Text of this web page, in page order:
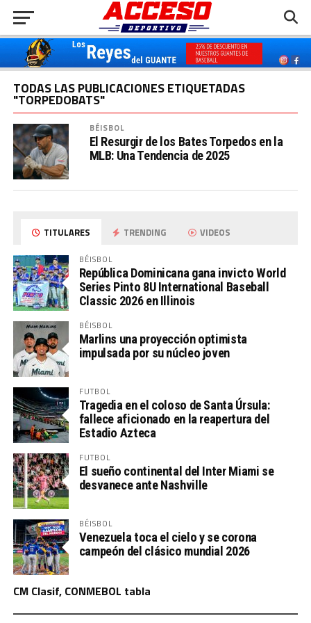
TODAS LAS PUBLICACIONES ETIQUETADAS
"TORPEDOBATS"
BÉISBOL
El Resurgir de los Bates Torpedos en la
MLB: Una Tendencia de 2025
TITULARES TRENDING VIDEOS
BÉISBOL
República Dominicana gana invicto World
Series Pinto 8U International Baseball
Classic 2026 en Illinois
BÉISBOL
Marlins una proyección optimista
impulsada por su núcleo joven
FUTBOL
Tragedia en el coloso de Santa Úrsula:
fallece aficionado en la reapertura del
Estadio Azteca
FUTBOL
El sueño continental del Inter Miami se
desvanece ante Nashville
BÉISBOL
Venezuela toca el cielo y se corona
campeón del clásico mundial 2026
CM Clasif, CONMEBOL tabla